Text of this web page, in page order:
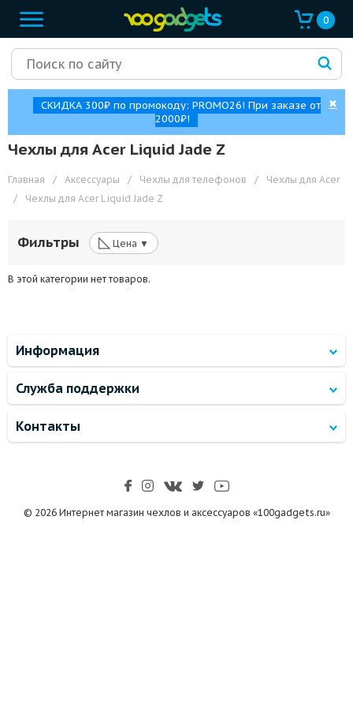
0
СКИДКА 300₽ по промокоду: PROMO26! При заказе от
2000₽!
✖
Чехлы для Acer Liquid Jade Z
Главная / Аксессуары / Чехлы для телефонов /
Чехлы для Acer
/
Чехлы для Acer Liquid Jade Z
Фильтры ◺ Цена ▼
В этой категории нет товаров.
Информация
Служба поддержки
Контакты
© 2026 Интернет магазин чехлов и аксессуаров «100gadgets.ru»